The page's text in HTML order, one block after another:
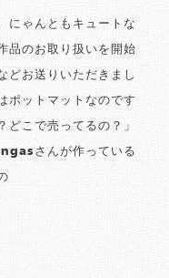
にゃんともキュートな
品のお取り扱いを開始
どお送りいただきまし
ポットマットなのです
どこで売ってるの？」
さんが作っている